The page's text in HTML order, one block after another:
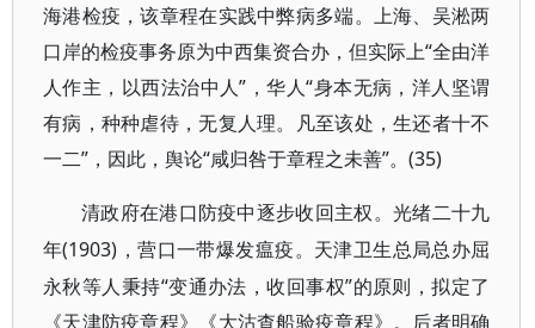
海港检疫，该章程在实践中弊病多端。上海、吴淞两
口岸的检疫事务原为中西集资合办，但实际上“全由洋
人作主，以西法治中人”，华人“身本无病，洋人坚谓
有病，种种虐待，无复人理。凡至该处，生还者十不
一二”，因此，舆论“咸归咎于章程之未善”。(35)
清政府在港口防疫中逐步收回主权。光绪二十九
年(1903)，营口一带爆发瘟疫。天津卫生总局总办屈
永秋等人秉持“变通办法，收回事权”的原则，拟定了
《天津防疫章程》《大沽查船验疫章程》。后者明确